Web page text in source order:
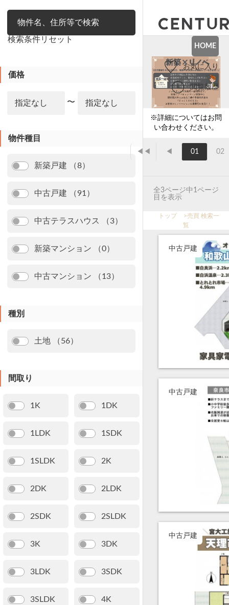
検索条件リセット
価格
〜
物件種目
新築戸建 （8）
中古戸建 （91）
中古テラスハウス （3）
新築マンション （0）
中古マンション （13）
種別
土地 （56）
間取り
1K 1DK
1LDK 1SDK
1SLDK 2K
2DK 2LDK
2SDK 2SLDK
3K 3DK
3LDK 3SDK
3SLDK 4K
HOME
お気に入り
閲覧履歴
※詳細についてはお問
い合わせください。
◀◀ ◀ 01 02
全3ページ中1ページ
目を表示
トップ >売買 検索一
覧
中古戸建
中古戸建
中古戸建